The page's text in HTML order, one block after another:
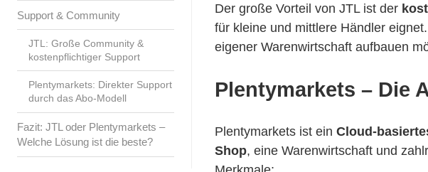
Support & Community
JTL: Große Community &
kostenpflichtiger Support
Plentymarkets: Direkter Support
durch das Abo-Modell
Fazit: JTL oder Plentymarkets –
Welche Lösung ist die beste?
Der große Vorteil von JTL ist der
für kleine und mittlere Händler
eigener Warenwirtschaft aufbauen
Plentymarkets – Die
Plentymarkets ist einCloud-
Shop, eine Warenwirtschaft und